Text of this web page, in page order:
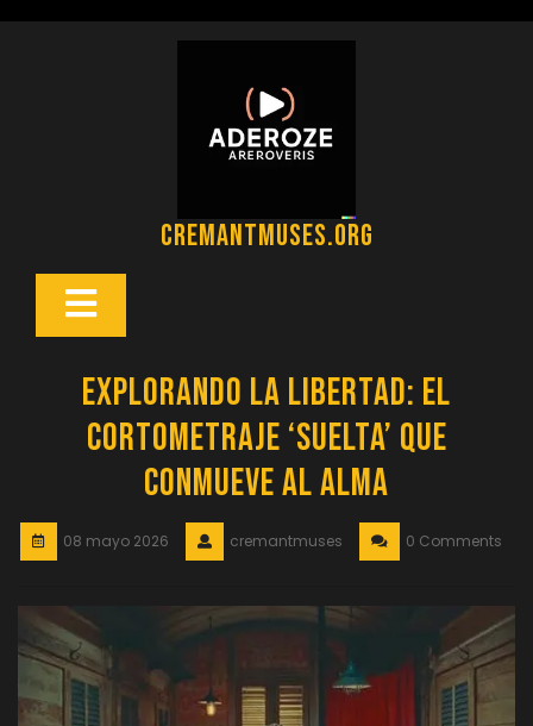
cremantmuses.org
Botón
Explorando la Libertad: El
Cortometraje ‘Suelta’ que
Conmueve al Alma
08 mayo 2026 cremantmuses 0 Comments